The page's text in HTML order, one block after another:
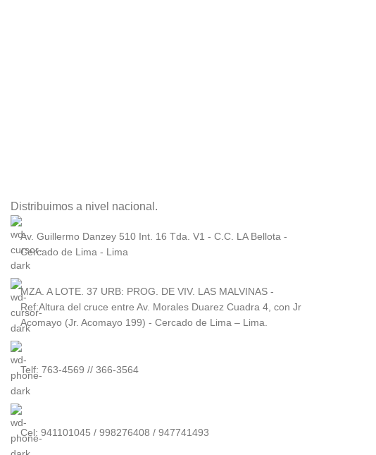
Distribuimos a nivel nacional.
Av. Guillermo Danzey 510 Int. 16 Tda. V1 - C.C. LA Bellota -
Cercado de Lima - Lima
MZA. A LOTE. 37 URB: PROG. DE VIV. LAS MALVINAS -
Ref:Altura del cruce entre Av. Morales Duarez Cuadra 4, con Jr
Acomayo (Jr. Acomayo 199) - Cercado de Lima – Lima.
Telf: 763-4569 // 366-3564
Cel: 941101045 / 998276408 / 947741493